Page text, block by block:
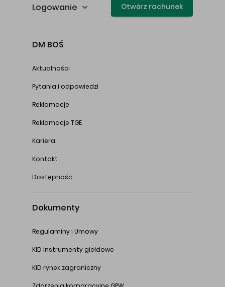
Logowanie Otwórz rachunek
DM BOŚ
Aktualności
Pytania i odpowiedzi
Reklamacje
Reklamacje TGE
Kariera
Kontakt
Dostępność
Dokumenty
Regulaminy i Umowy
KID instrumenty giełdowe
KID rynek zagraniczny